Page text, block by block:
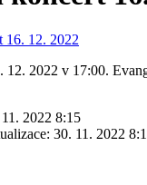
12. 2022 v 17:00.
2022 8:15
30. 11. 2022